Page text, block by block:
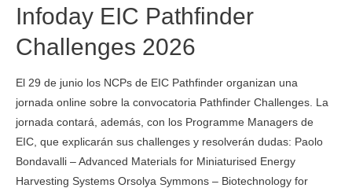
Infoday EIC Pathfinder
Challenges 2026
El 29 de junio los NCPs de EIC Pathfinder organizan una
jornada online sobre la convocatoria Pathfinder Challenges. La
jornada contará, además, con los Programme Managers de
EIC, que explicarán sus challenges y resolverán dudas: Paolo
Bondavalli – Advanced Materials for Miniaturised Energy
Harvesting Systems Orsolya Symmons – Biotechnology for